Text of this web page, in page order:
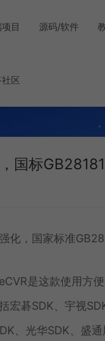
目 源码/软件
区
国标
化，国家标准
是这款使用方
宏碁SDK、宇视
、光华SDK、盛